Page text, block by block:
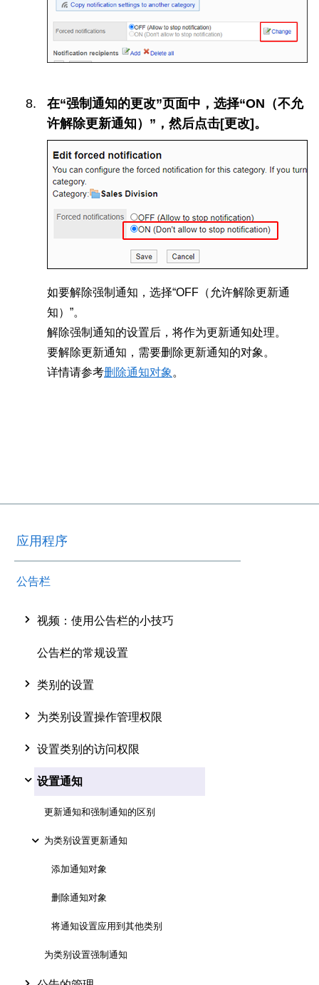
在“强制通知的更改”页面中，选择“ON（不允
许解除更新通知）”，然后点击[更改]。
如要解除强制通知，选择“OFF（允许解除更新通
知）”。
解除强制通知的设置后，将作为更新通知处理。
要解除更新通知，需要删除更新通知的对象。
详情请参考删除通知对象 。
应用程序
公告栏
视频：使用公告栏的小技巧
公告栏的常规设置
类别的设置
为类别设置操作管理权限
设置类别的访问权限
设置通知
更新通知和强制通知的区别
为类别设置更新通知
添加通知对象
删除通知对象
将通知设置应用到其他类别
为类别设置强制通知